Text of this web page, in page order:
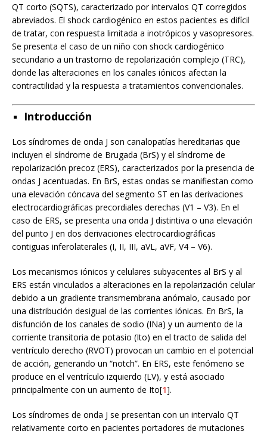
QT corto (SQTS), caracterizado por intervalos QT corregidos
abreviados. El shock cardiogénico en estos pacientes es difícil
de tratar, con respuesta limitada a inotrópicos y vasopresores.
Se presenta el caso de un niño con shock cardiogénico
secundario a un trastorno de repolarización complejo (TRC),
donde las alteraciones en los canales iónicos afectan la
contractilidad y la respuesta a tratamientos convencionales.
Introducción
Los síndromes de onda J son canalopatías hereditarias que
incluyen el síndrome de Brugada (BrS) y el síndrome de
repolarización precoz (ERS), caracterizados por la presencia de
ondas J acentuadas. En BrS, estas ondas se manifiestan como
una elevación cóncava del segmento ST en las derivaciones
electrocardiográficas precordiales derechas (V1 – V3). En el
caso de ERS, se presenta una onda J distintiva o una elevación
del punto J en dos derivaciones electrocardiográficas
contiguas inferolaterales (I, II, III, aVL, aVF, V4 – V6).
Los mecanismos iónicos y celulares subyacentes al BrS y al
ERS están vinculados a alteraciones en la repolarización celular
debido a un gradiente transmembrana anómalo, causado por
una distribución desigual de las corrientes iónicas. En BrS, la
disfunción de los canales de sodio (INa) y un aumento de la
corriente transitoria de potasio (Ito) en el tracto de salida del
ventrículo derecho (RVOT) provocan un cambio en el potencial
de acción, generando un “notch”. En ERS, este fenómeno se
produce en el ventrículo izquierdo (LV), y está asociado
principalmente con un aumento de Ito[1].
Los síndromes de onda J se presentan con un intervalo QT
relativamente corto en pacientes portadores de mutaciones